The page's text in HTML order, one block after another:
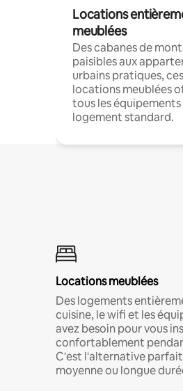
Locations
meublées
Des cabanes de
paisibles aux
urbains pratiques, ces
locations meublées
tous les
logement standard.
Locations meublées
Des logements
cuisine, le wifi et les
avez besoin pour vous
confortablement
C'est l'alternative
moyenne ou longue